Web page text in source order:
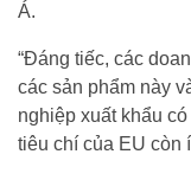
Á.
“Đáng tiếc, các
các sản phẩm này
nghiệp xuất khẩu
tiêu chí của EU còn